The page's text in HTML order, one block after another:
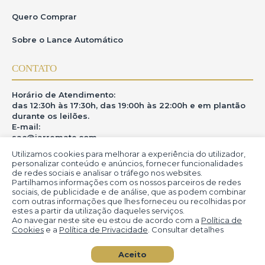
Utilizamos cookies para melhorar a experiência do utilizador,
personalizar conteúdo e anúncios, fornecer funcionalidades
de redes sociais e analisar o tráfego nos websites.
Partilhamos informações com os nossos parceiros de redes
sociais, de publicidade e de análise, que as podem combinar
com outras informações que lhes forneceu ou recolhidas por
estes a partir da utilização daqueles serviços.
Ao navegar neste site eu estou de acordo com a Política de
Cookies e a Política de Privacidade . Consultar detalhes
Aceito
O usuário autoriza expressamente o iArremate a realizar
financeiros,inclusive em bancos de dados públicos ou
privados,bureaus de crédito e sistemas de checagem,com a
contratuais.
Tais consultas serão realizadas em conformidade com a Lei
nº13.709/2018(LGPD)e demais normas aplicáveis,limitadasàs
finalidades acima descritas.
O iArremate compromete-se a não compartilhar com
terceiros as informações obtidas,exceto quando necessário
para a execução do contrato,cumprimento de obrigação
legal ou determinação de autoridade competente.
8.2.Comunicação e revisão
Caso seja identificada inconsistência,restrição de crédito ou
divergência cadastral,o iArremate poderásolicitar
documentação adicional ou suspender temporariamente o
acesso do usuário atéa regularização,mediante notificação
prévia e fundamentada.
9.Mudanças nos Termos de Uso
O iArremate se reserva o direito de modificar este
documento a qualquer momento.Quaisquer alterações
entrarão em vigor a partir da data de sua publicação no site e
Quero Comprar
Sobre o Lance Automático
CONTATO
Horário de Atendimento:
das 12:30h às 17:30h, das 19:00h às 22:00h e em plantão
durante os leilões.
E-mail:
sac@iarremate.com
ONDE ESTAMOS
R. Heitor Modesto, 28 - Estação São Lourenço - MG
CEP: 37470-000
© iArremate - Portal de Arte (2013-2026)